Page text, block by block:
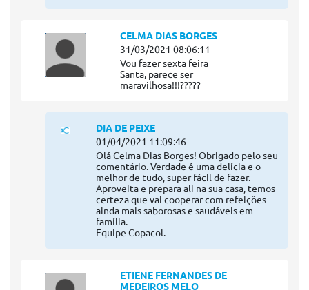
CELMA DIAS BORGES
31/03/2021 08:06:11
Vou fazer sexta feira
Santa, parece ser
maravilhosa!!!?????
DIA DE PEIXE
01/04/2021 11:09:46
Olá Celma Dias Borges! Obrigado pelo seu
comentário. Verdade é uma delícia e o
melhor de tudo, super fácil de fazer.
Aproveita e prepara ali na sua casa, temos
certeza que vai cooperar com refeições
ainda mais saborosas e saudáveis em
família.
Equipe Copacol.
ETIENE FERNANDES DE
MEDEIROS MELO